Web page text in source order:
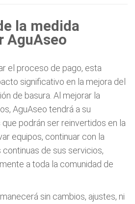
la medida
AguAseo
el proceso de pago, esta
significativo en la mejora del
de basura. Al mejorar la
AguAseo tendrá a su
podrán ser reinvertidos en la
equipos, continuar con la
de sus servicios,
a toda la comunidad de
sin cambios, ajustes, ni